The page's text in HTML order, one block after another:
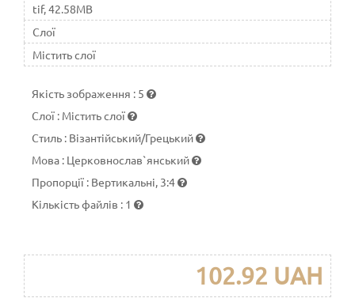
tif, 42.58MB
Слої
Містить слої
Якість зображення : 5
Слої : Містить слої
Стиль : Візантійський/Грецький
Мова : Церковнослав`янський
Пропорції : Вертикальні, 3:4
Кількість файлів : 1
102.92 UAH